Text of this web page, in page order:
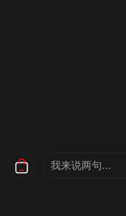
我来说两句...